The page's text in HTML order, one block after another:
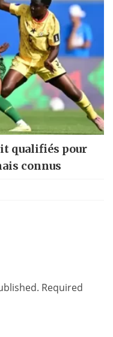
qualifiés pour
connus
Required